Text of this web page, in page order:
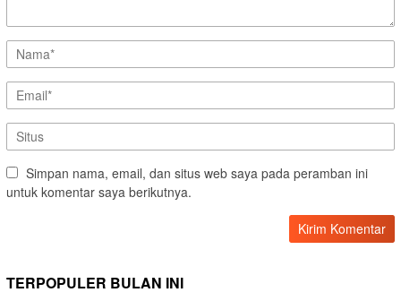
Simpan nama, email, dan situs web saya pada peramban ini
untuk komentar saya berikutnya.
TERPOPULER BULAN INI